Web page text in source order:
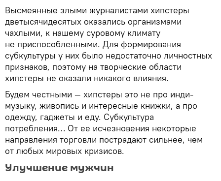
Высмеянные злыми журналистами хипстеры
дветысячидесятых оказались организмами
чахлыми, к нашему суровому климату
не приспособленными. Для формирования
субкультуры у них было недостаточно личностных
признаков, поэтому на творческие области
хипстеры не оказали никакого влияния.
Будем честными — хипстеры это не про инди-
музыку, живопись и интересные книжки, а про
одежду, гаджеты и еду. Субкультура
потребления… От ее исчезновения некоторые
направления торговли пострадают сильнее, чем
от любых мировых кризисов.
Улучшение мужчин